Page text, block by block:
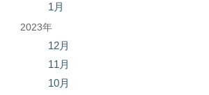
1月
2023年
12月
11月
10月